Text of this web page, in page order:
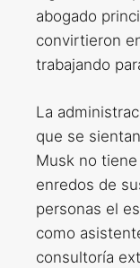
abogado
convirtieron
trabajando
La
que se
Musk no
enredos de
personas el
como
consultoría